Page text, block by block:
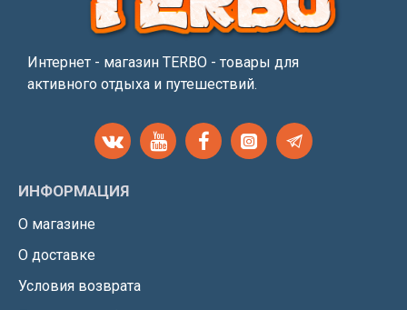
Интернет - магазин TERBO - товары для
активного отдыха и путешествий.
ИНФОРМАЦИЯ
О магазине
О доставке
Условия возврата